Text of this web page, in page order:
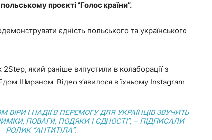
проєкті “Голос країни”.
єдність польського та українського
2Step, який раніше випустили в колаборації з
Шираном. Відео з’явилося в їхньому Instagram
ВІРИ І НАДІЇ В ПЕРЕМОГУ ДЛЯ УКРАЇНЦІВ ЗВУЧИТЬ
ПОВАГИ, ПОДЯКИ І ЄДНОСТІ”, – ПІДПИСАЛИ
РОЛИК “АНТИТІЛА”.